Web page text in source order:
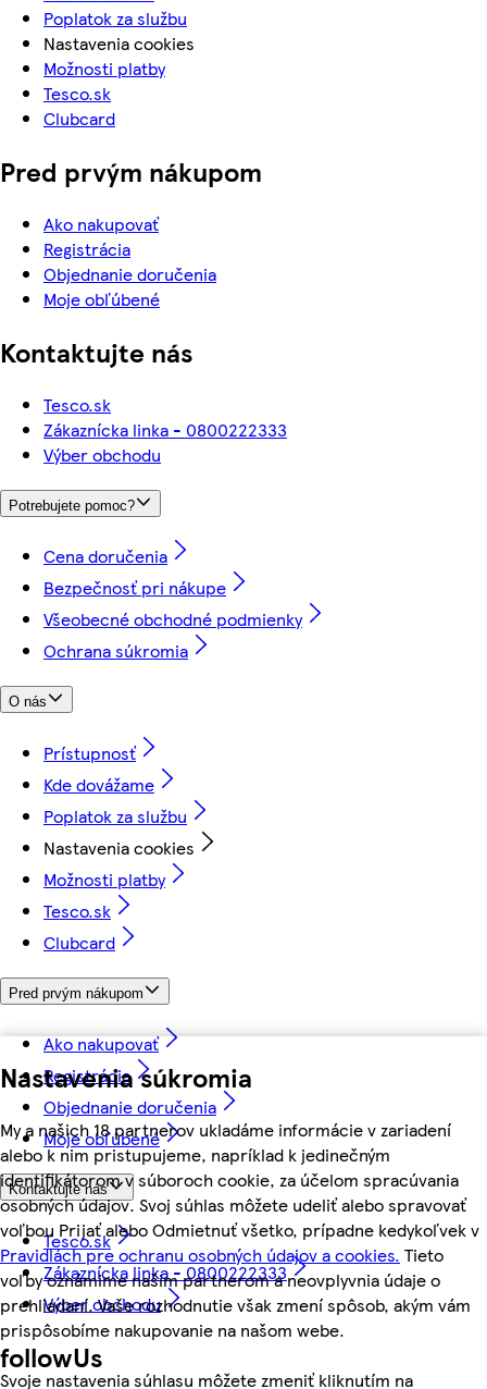
Nastavenia súkromia
My a našich 18 partnerov ukladáme informácie v zariadení
alebo k nim pristupujeme, napríklad k jedinečným
identifikátorom v súboroch cookie, za účelom spracúvania
osobných údajov. Svoj súhlas môžete udeliť alebo spravovať
voľbou Prijať alebo Odmietnuť všetko, prípadne kedykoľvek v
Pravidlách pre ochranu osobných údajov a cookies. Tieto
voľby oznámime našim partnerom a neovplyvnia údaje o
prehliadaní. Vaše rozhodnutie však zmení spôsob, akým vám
prispôsobíme nakupovanie na našom webe.
Svoje nastavenia súhlasu môžete zmeniť kliknutím na
Poplatok za službu
Nastavenia cookies
Možnosti platby
Tesco.sk
Clubcard
Pred prvým nákupom
Ako nakupovať
Registrácia
Objednanie doručenia
Moje obľúbené
Kontaktujte nás
Tesco.sk
Zákaznícka linka - 0800222333
Výber obchodu
Potrebujete pomoc?
Cena doručenia
Bezpečnosť pri nákupe
Všeobecné obchodné podmienky
Ochrana súkromia
O nás
Prístupnosť
Kde dovážame
Poplatok za službu
Nastavenia cookies
Možnosti platby
Tesco.sk
Clubcard
Pred prvým nákupom
Ako nakupovať
Registrácia
Objednanie doručenia
Moje obľúbené
Kontaktujte nás
Tesco.sk
Zákaznícka linka - 0800222333
Výber obchodu
followUs